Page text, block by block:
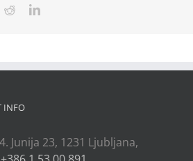
RedditLinkedIn
INFO
Junija 23, 1231 Ljubljana,